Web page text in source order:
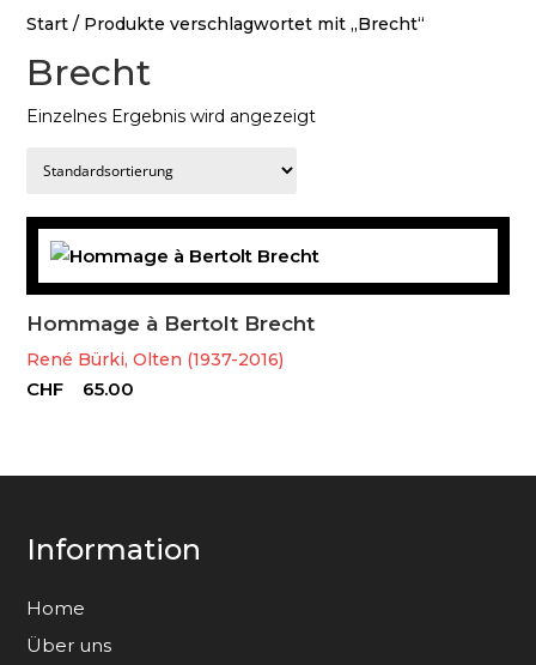
Start / Produkte verschlagwortet mit „Brecht“
Brecht
Einzelnes Ergebnis wird angezeigt
Hommage à Bertolt Brecht
René Bürki, Olten (1937-2016)
CHF 65.00
Information
Home
Über uns